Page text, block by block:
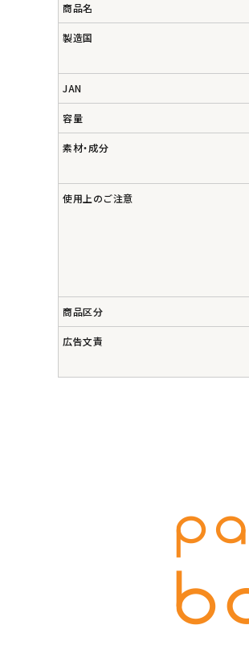
フード・ドリンク
オリジナルブランド
ナチュラムーン
ナチュラプラス
商品名
製造国
JAN
容量
素材・成分
使用上のご注意
商品区分
広告文責